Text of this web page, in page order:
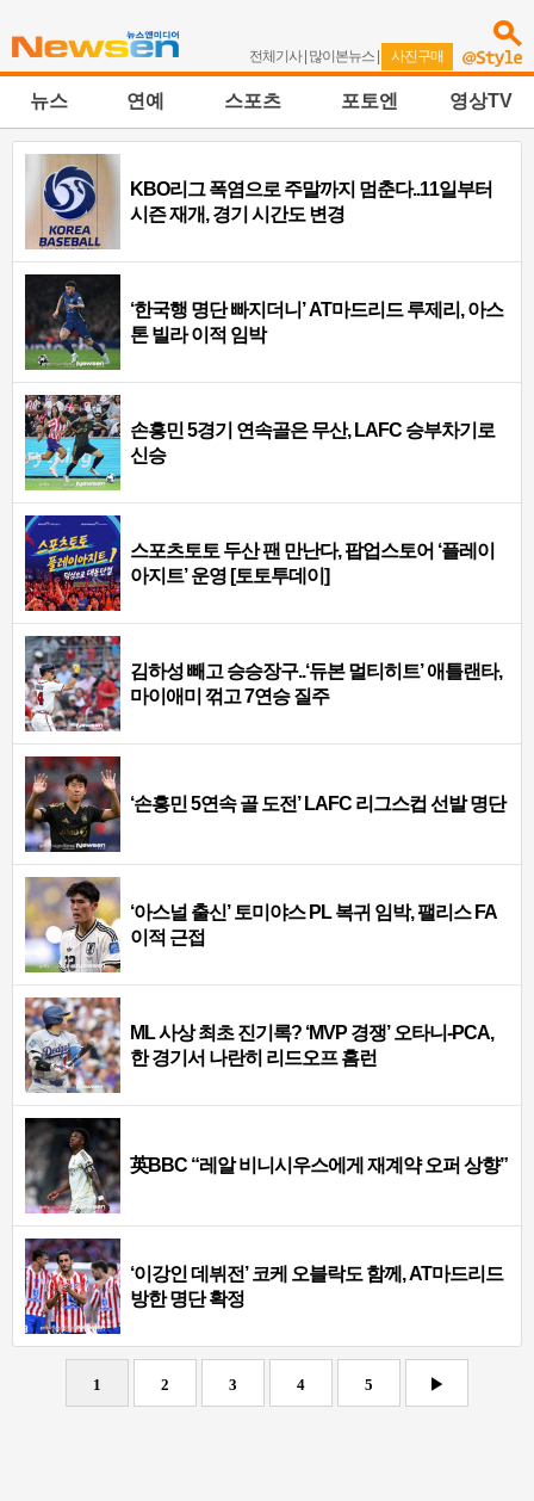
전체기사| 많이본뉴스 | 사진구매
뉴스 연예 스포츠 포토엔 영상TV
KBO리그 폭염으로 주말까지 멈춘다..11일부터
시즌 재개, 경기 시간도 변경
‘한국행 명단 빠지더니’ AT마드리드 루제리, 아스
톤 빌라 이적 임박
손흥민 5경기 연속골은 무산, LAFC 승부차기로
신승
스포츠토토 두산 팬 만난다, 팝업스토어 ‘플레이
아지트’ 운영 [토토투데이]
김하성 빼고 승승장구..‘듀본 멀티히트’ 애틀랜타,
마이애미 꺾고 7연승 질주
‘손흥민 5연속 골 도전’ LAFC 리그스컵 선발 명단
‘아스널 출신’ 토미야스 PL 복귀 임박, 팰리스 FA
이적 근접
ML 사상 최초 진기록? ‘MVP 경쟁’ 오타니-PCA,
한 경기서 나란히 리드오프 홈런
英BBC “레알 비니시우스에게 재계약 오퍼 상향”
‘이강인 데뷔전’ 코케 오블락도 함께, AT마드리드
방한 명단 확정
1 2 3 4 5 ▶